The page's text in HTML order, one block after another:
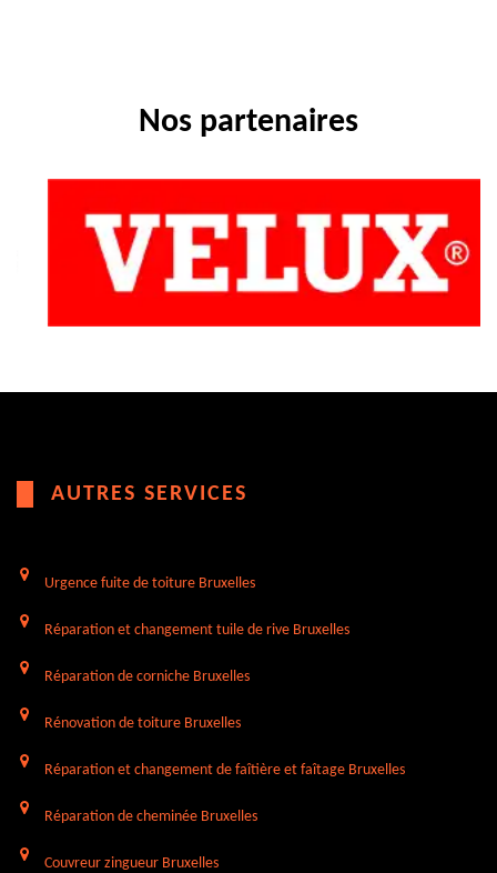
Nos partenaires
AUTRES SERVICES
Urgence fuite de toiture Bruxelles
Réparation et changement tuile de rive Bruxelles
Réparation de corniche Bruxelles
Rénovation de toiture Bruxelles
Réparation et changement de faîtière et faîtage Bruxelles
Réparation de cheminée Bruxelles
Couvreur zingueur Bruxelles